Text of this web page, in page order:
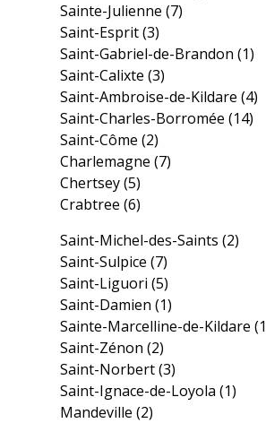
Sainte-Julienne(7)
Saint-Esprit(3)
Saint-Gabriel-de-Brandon(1)
Saint-Calixte(3)
Saint-Ambroise-de-Kildare(4)
Saint-Charles-Borromée(14)
Saint-Côme(2)
Charlemagne(7)
Chertsey(5)
Crabtree(6)
Saint-Michel-des-Saints(2)
Saint-Sulpice(7)
Saint-Liguori(5)
Saint-Damien(1)
Sainte-Marcelline-de-Kildare
Saint-Zénon(2)
Saint-Norbert(3)
Saint-Ignace-de-Loyola(1)
Mandeville(2)